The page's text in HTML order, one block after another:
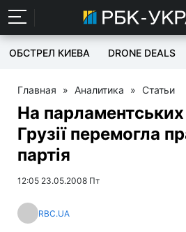
ОБСТРЕЛ КИЕВА DRONE DEALS
Главная » Аналитика » Статьи
На
Грузії перемогла
партія
12:05 23.05.2008 Пт
RBC.UA